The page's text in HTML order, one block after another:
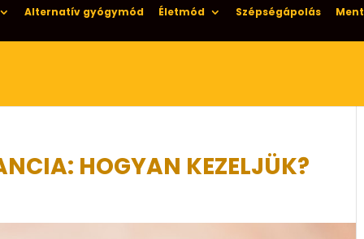
Alternatív gyógymód Életmód Szépségápolás
HOGYAN KEZELJÜK?